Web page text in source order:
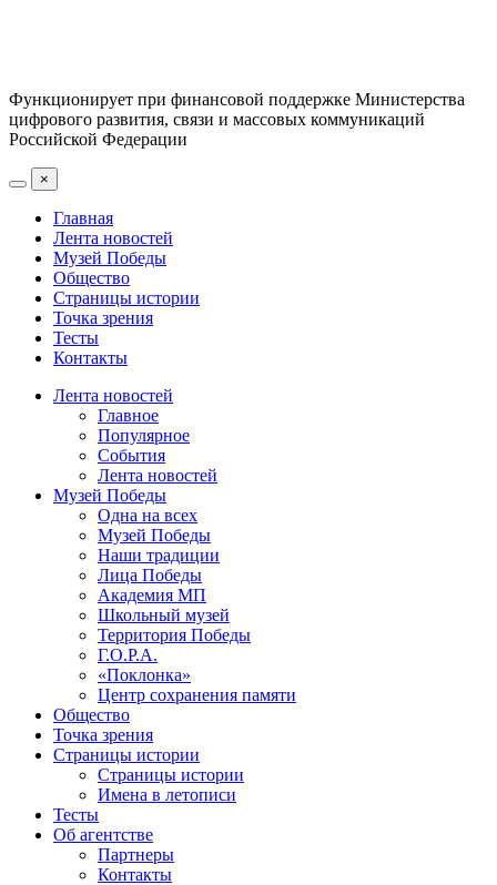
Функционирует при финансовой поддержке Министерства
цифрового развития, связи и массовых коммуникаций
Российской Федерации
×
Главная
Лента новостей
Музей Победы
Общество
Страницы истории
Точка зрения
Тесты
Контакты
Лента новостей
Главное
Популярное
События
Лента новостей
Музей Победы
Одна на всех
Музей Победы
Наши традиции
Лица Победы
Академия МП
Школьный музей
Территория Победы
Г.О.Р.А.
«Поклонка»
Центр сохранения памяти
Общество
Точка зрения
Страницы истории
Страницы истории
Имена в летописи
Тесты
Об агентстве
Партнеры
Контакты